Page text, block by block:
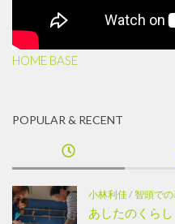
HOME BASE
POPULAR & RECENT
小林利佳/智頭での
あしたのくらし